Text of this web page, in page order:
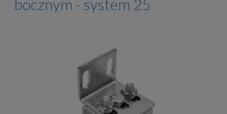
bocznym - system 25